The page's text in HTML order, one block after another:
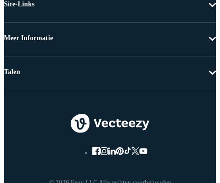
Site-Links
Meer Informatie
Talen